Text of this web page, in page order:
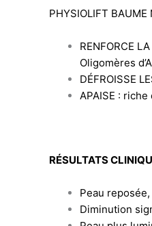
PHYSIOLIFT BAUME
RENFORCE
Oligomères
DÉFROISSE
APAISE :
RÉSULTATS
Peau
Diminution